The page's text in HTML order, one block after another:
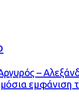
–
εμφάνιση